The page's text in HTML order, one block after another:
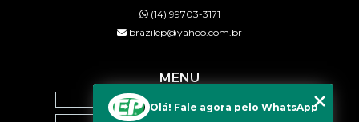
(14) 99703-3171
brazilep@yahoo.com.br
MENU
Olá! Fale agora pelo WhatsApp